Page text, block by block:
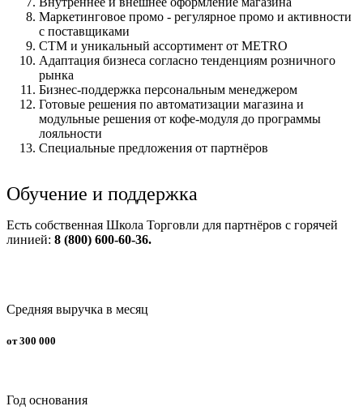
Маркетинговое промо - регулярное промо и активности
с поставщиками
СТМ и уникальный ассортимент от METRO
Адаптация бизнеса согласно тенденциям розничного
рынка
Бизнес-поддержка персональным менеджером
Готовые решения по автоматизации магазина и
модульные решения от кофе-модуля до программы
лояльности
Специальные предложения от партнёров
Обучение и поддержка
Есть собственная Школа Торговли для партнёров с горячей
линией: 8 (800) 600-60-36.
Средняя выручка в месяц
от 300 000
Год основания